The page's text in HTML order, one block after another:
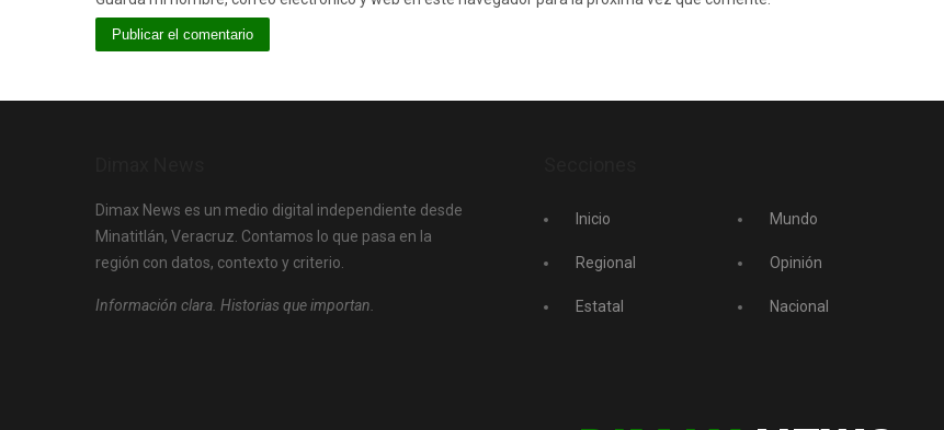
Dimax News es un medio digital independiente desde
Minatitlán, Veracruz. Contamos lo que pasa en la
región con datos, contexto y criterio.
Información clara. Historias que importan.
Inicio
Regional
Estatal
Mundo
Opinión
Nacional